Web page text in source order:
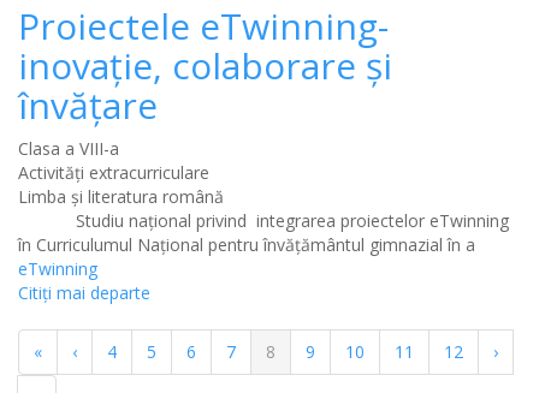
Proiectele eTwinning-
inovație, colaborare și
învățare
Clasa a VIII-a
Activități extracurriculare
Limba şi literatura română
Studiu național privind integrarea proiectelor eTwinning
în Curriculumul Național pentru învățământul gimnazial în a
eTwinning
Citiţi mai departe
Paginație
Prima
pagină
«
Pagina
anterioară
‹ Pagina
4 Pagina
5 Pagina
6 Pagina
7
Pagina
curentă
8 Pagina
9 Pagina
10 Pagina
11 Pagina
12
›